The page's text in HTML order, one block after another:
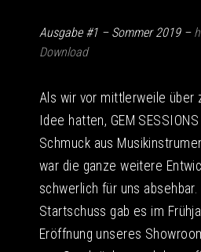
Ausgabe #1 – Sommer 2019 –
Download
Als wir vor mittlerweile über
Idee hatten, GEM
Schmuck aus
war die ganze weitere
schwerlich für uns absehbar.
Startschuss gab es im
Eröffnung unseres